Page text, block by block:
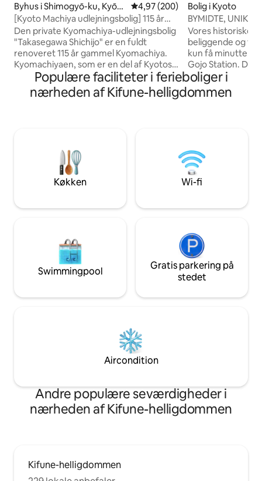
Byhus i Shimogyō-ku, Kyōto
-shi
4,97 ud af 5 i gennemsnitlig
4,97 (200)
[Kyoto Machiya udlejningsbolig] 115 år
gammel Kyoto Machiya · Takasegawa
Shichijo
Den private Kyomachiya-udlejningsbolig
"Takasegawa Shichijo" er en fuldt
renoveret 115 år gammel Kyomachiya.
Kyomachiyaen, som er en del af Kyotos
smukke landskab, er blevet redesignet
som en bygning med høj lufttæthed og
varmeisolering, samtidig med at den har
japansk stil på første sal kan du se tsubo-
haven, der er designet som en "tsuyaji"
(*en have, der fører til et tesal). Der er
også en sofa i gangen, hvor du kan
haven. Om aftenen kan du slappe af,
sal: et værelse i japansk stil med to
enkeltsenge og et værelse i vestlig stil
med to enkeltsenge. Hvis der er fem
eller flere gæster, kan vi forberede en
bruge det som et soveværelse, selvom
service til enkel madlavning.
Bolig i Kyoto
BYMIDTE, UNIKT,
HISTORISK BYHUS
Vores historiske
beliggende og
kun få minutter
Gojo Station. Du
fantastiske 150 år
der forstærker
Machiya, der er
faciliteter,
gulvvarme,
der sikrer din
ophold.
Populære faciliteter i ferieboliger i
nærheden af Kifune-helligdommen
Køkken Wi-fi
Swimmingpool
Gratis parkering på
stedet
Aircondition
Andre populære seværdigheder i
nærheden af Kifune-helligdommen
Kifune-helligdommen